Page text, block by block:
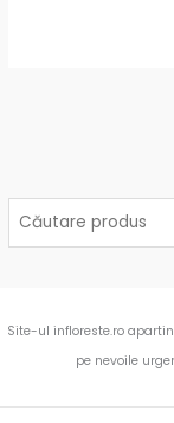
Site-ul infloreste.ro
pe nevoile